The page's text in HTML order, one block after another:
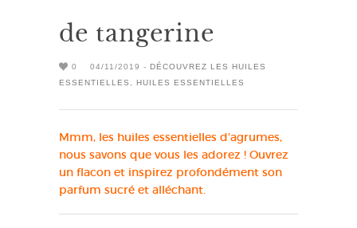
de tangerine
0 04/11/2019 - DÉCOUVREZ LES HUILES
ESSENTIELLES
HUILES ESSENTIELLES
Mmm, les huiles essentielles d’agrumes,
nous savons que vous les adorez ! Ouvrez
un flacon et inspirez profondément son
parfum sucré et alléchant.